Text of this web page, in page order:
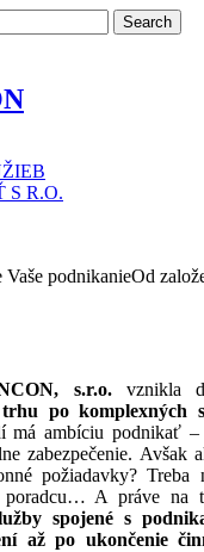
S R.O.
podnikanieOd
s.r.o.vznikla
po komplexných
má ambíciu podnikať –
zabezpečenie. Avšak
požiadavky? Treba
poradcu… A práve na
spojené s
až po ukončenie